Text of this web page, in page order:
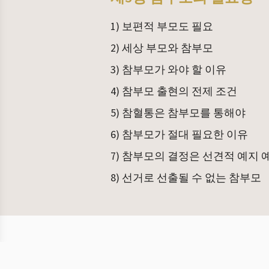
1) 보편적 부모도 필요
2) 세상 부모와 참부모
3) 참부모가 와야 할 이유
4) 참부모 출현의 전제 조건
5) 참혈통은 참부모를 통해야
6) 참부모가 절대 필요한 이유
7) 참부모의 결정은 선견적 예지
8) 선거로 선출될 수 없는 참부모